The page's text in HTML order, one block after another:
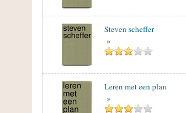
Steven scheffer
»
Leren met een plan
»